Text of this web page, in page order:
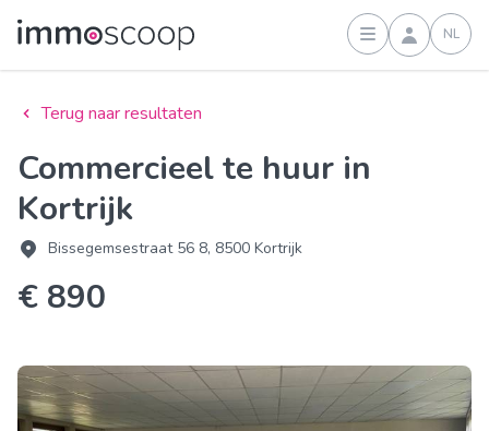
Inloggen
NL
Terug naar resultaten
Commercieel te huur in
Kortrijk
Bissegemsestraat 56 8, 8500 Kortrijk
€ 890